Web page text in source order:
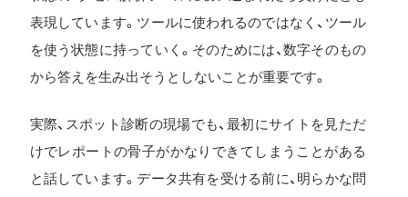
表現しています。ツールに使われるのではなく、ツール
を使う状態に持っていく。そのためには、数字そのもの
から答えを生み出そうとしないことが重要です。
実際、スポット診断の現場でも、最初にサイトを見ただ
けでレポートの骨子がかなりできてしまうことがある
と話しています。データ共有を受ける前に、明らかな問